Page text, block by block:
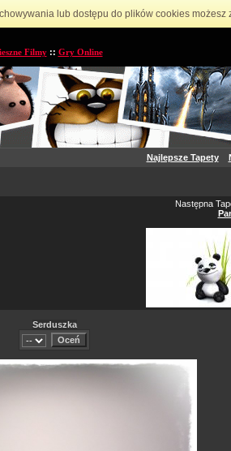
lub dostępu do plików cookies
Filmy:: Gry Online
Najlepsze Tapety
Następna
Serduszka